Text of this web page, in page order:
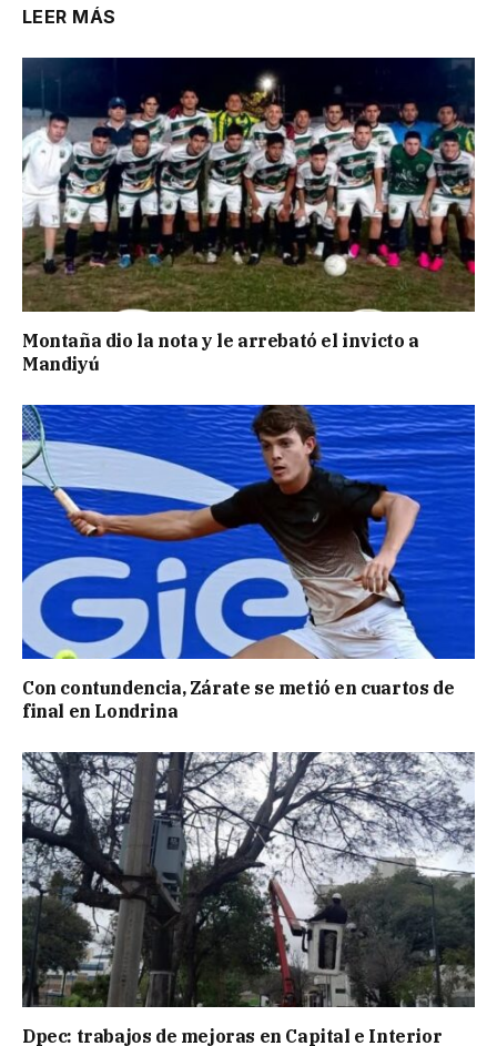
LEER MÁS
Montaña dio la nota y le arrebató el invicto a
Mandiyú
Con contundencia, Zárate se metió en cuartos de
final en Londrina
Dpec: trabajos de mejoras en Capital e Interior